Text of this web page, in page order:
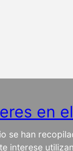
en
se han
interese